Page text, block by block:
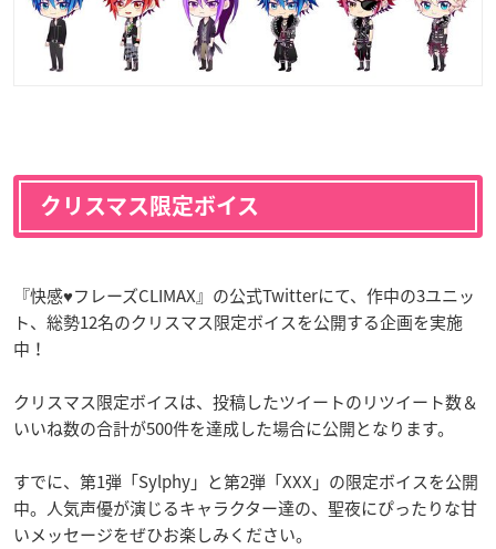
クリスマス限定ボイス
『快感♥フレーズCLIMAX』の公式Twitterにて、作中の3ユニッ
ト、総勢12名のクリスマス限定ボイスを公開する企画を実施
中！
クリスマス限定ボイスは、投稿したツイートのリツイート数＆
いいね数の合計が500件を達成した場合に公開となります。
すでに、第1弾「Sylphy」と第2弾「XXX」の限定ボイスを公開
中。人気声優が演じるキャラクター達の、聖夜にぴったりな甘
いメッセージをぜひお楽しみください。